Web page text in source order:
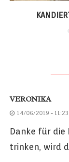
VERONIKA
14/06/2019 - 11:23
Danke für die
trinken, wird